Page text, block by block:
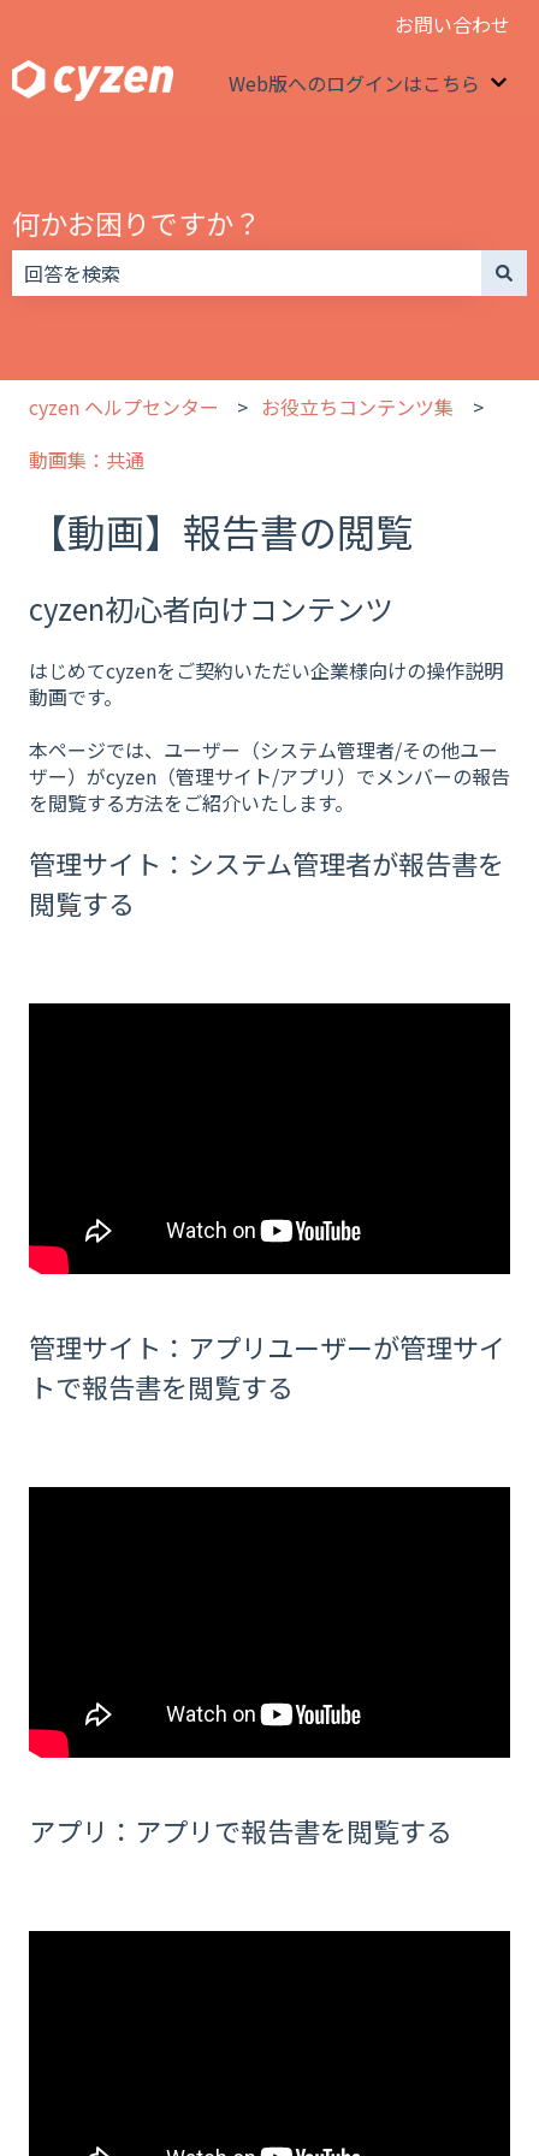
お問い合わせ
Web版へのログインはこちら
何かお困りですか？
cyzen ヘルプセンター
お役立ちコンテンツ集
動画集：共通
【動画】報告書の閲覧
cyzen初心者向けコンテンツ
はじめてcyzenをご契約いただい企業様向けの操作説明
動画です。
本ページでは、ユーザー（システム管理者/その他ユー
ザー）がcyzen（管理サイト/アプリ）でメンバーの報告
を閲覧する方法をご紹介いたします。
管理サイト：システム管理者が報告書を
閲覧する
管理サイト：アプリユーザーが管理サイ
トで報告書を閲覧する
アプリ：アプリで報告書を閲覧する